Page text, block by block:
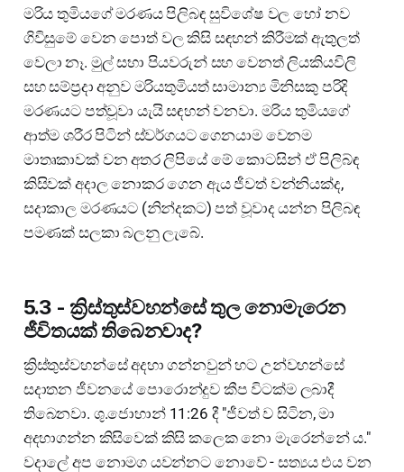
මරිය තුමියගේ මරණය පිලිබඳ සුවිශේෂ වල හෝ නව
ගිවිසුමේ වෙන පොත් වල කිසි සඳහන් කිරීමක් ඇතුලත්
වෙලා නෑ. මුල් සභා පියවරුන් සහ වෙනත් ලියකියවිලි
සහ සම්ප්‍රදා අනුව මරියතුමියත් සාමාන්‍ය මිනිසකු පරිදි
මරණයට පත්වූවා යැයි සඳහන් වනවා. මරිය තුමියගේ
ආත්ම ශරීර පිටින් ස්වර්ගයට ගෙනයාම වෙනම
මාතෘකාවක් වන අතර ලිපියේ මේ කොටසින් ඒ පිලිබ්ඳ
කිසිවක් අදාල නොකර ගෙන ඇය ජීවත් වන්නියක්ද,
සදාකාල මරණයට (නින්දකට) පත් වූවාද යන්න පිලිබඳ
පමණක් සලකා බලනු ලැබේ.
5.3 - ක්‍රිස්තුස්වහන්සේ තුල නොමැරෙන
ජීවිතයක් තිබෙනවාද?
ක්‍රිස්තුස්වහන්සේ අදහා ගන්නවුන් හට උන්වහන්සේ
සදාතන ජීවනයේ පොරොන්දුව කීප විටක්ම ලබාදී
තිබෙනවා. ශු.ජොහාන් 11:26 දී "ජීවත් ව සිටින, මා
අදහාගන්න කිසිවෙක් කිසි කලෙක නො මැරෙන්නේ ය."
වදාලේ අප නොමග යවන්නට නොවේ - සත්‍යය එය වන